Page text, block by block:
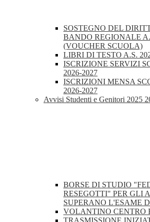
SOSTEGNO DEL
BANDO REGIONALE
(VOUCHER SCUOLA)
LIBRI DI TESTO A.S.
ISCRIZIONE SERVIZI
2026-2027
ISCRIZIONI MENSA
2026-2027
Avvisi Studenti e Genitori 2025
BORSE DI STUDIO
RESEGOTTI" PER GLI
SUPERANO L'ESAME
VOLANTINO CENTRO